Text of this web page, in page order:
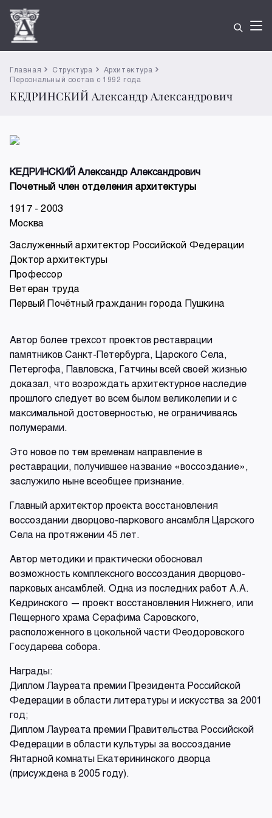
Главная Структура
Архитектура
Персональный состав с 1992 года
КЕДРИНСКИЙ Александр Александрович
КЕДРИНСКИЙ Александр Александрович
Почетный член отделения архитектуры
1917 - 2003
Москва
Заслуженный архитектор Российской Федерации
Доктор архитектуры
Профессор
Ветеран труда
Первый Почётный гражданин города Пушкина
Автор более трехсот проектов реставрации
памятников Санкт-Петербурга, Царского Села,
Петергофа, Павловска, Гатчины всей своей жизнью
доказал, что возрождать архитектурное наследие
прошлого следует во всем былом великолепии и с
максимальной достоверностью, не ограничиваясь
полумерами.
Это новое по тем временам направление в
реставрации, получившее название «воссоздание»,
заслужило ныне всеобщее признание.
Главный архитектор проекта восстановления
воссоздании дворцово-паркового ансамбля Царского
Села на протяжении 45 лет.
Автор методики и практически обосновал
возможность комплексного воссоздания дворцово-
парковых ансамблей. Одна из последних работ А.А.
Кедринского — проект восстановления Нижнего, или
Пещерного храма Серафима Саровского,
расположенного в цокольной части Феодоровского
Государева собора.
Награды:
Диплом Лауреата премии Президента Российской
Федерации в области литературы и искусства за 2001
год;
Диплом Лауреата премии Правительства Российской
Федерации в области культуры за воссоздание
Янтарной комнаты Екатерининского дворца
(присуждена в 2005 году).